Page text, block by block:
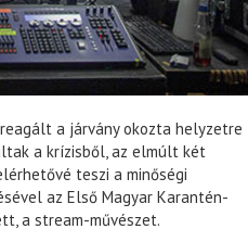
a járvány okozta helyzetre
a krízisből, az elmúlt két
teszi a minőségi
az Első Magyar Karantén-
a stream-művészet.